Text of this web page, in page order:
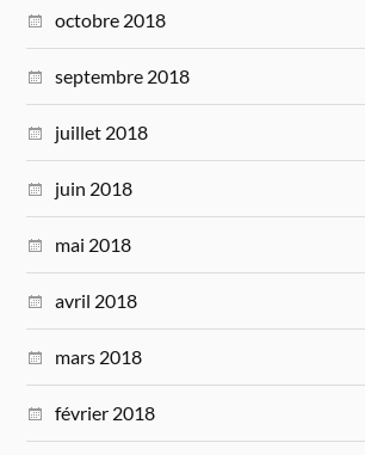
octobre 2018
septembre 2018
juillet 2018
juin 2018
mai 2018
avril 2018
mars 2018
février 2018